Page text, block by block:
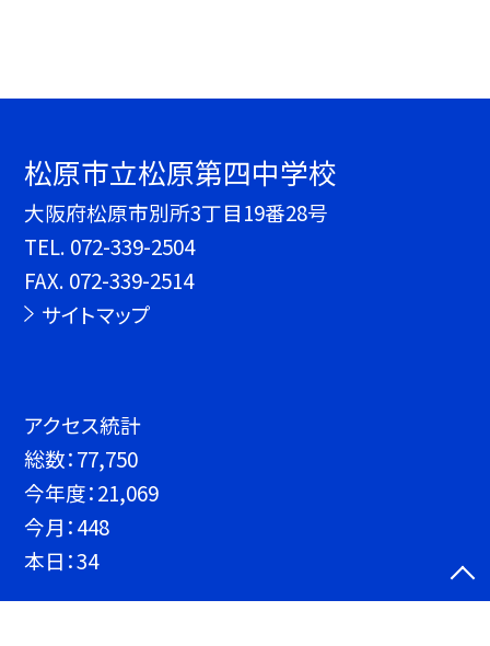
松原市立松原第四中学校
大阪府松原市別所3丁目19番28号
TEL. 072-339-2504
FAX. 072-339-2514
サイトマップ
アクセス統計
総数：77,750
今年度：21,069
今月：448
本日：34